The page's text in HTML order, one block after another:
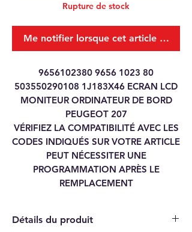
Rupture de stock
Me notifier lorsque cet article est
9656102380 9656 1023 80
503550290108 1J183X46 ECRAN LCD
MONITEUR ORDINATEUR DE BORD
PEUGEOT 207
VÉRIFIEZ LA COMPATIBILITÉ AVEC LES
CODES INDIQUÉS SUR VOTRE ARTICLE
PEUT NÉCESSITER UNE
PROGRAMMATION APRÈS LE
REMPLACEMENT
Détails du produit